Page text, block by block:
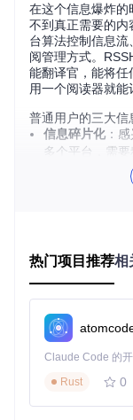
在这个信息爆炸的
不到真正需要的内
台算法控制信息
阅管理方式。
能翻译官，能将任
用一个阅读器就能
普通用户的三大信
信息碎片化 ：
多个平台，需要
：平
RSSHub通过将各
些问题，让你重新
3步解锁任意
使用RSSHub无
建个人订阅系统：
选择适合你的部署
热门项目推荐相
Rust
0